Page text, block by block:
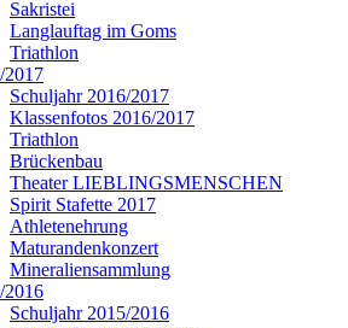
Sakristei
Langlauftag im Goms
Triathlon
2017
Schuljahr 2016/2017
Klassenfotos 2016/2017
Triathlon
Brückenbau
Theater LIEBLINGSMENSCHEN
Spirit Stafette 2017
Athletenehrung
Maturandenkonzert
Mineraliensammlung
2016
Schuljahr 2015/2016